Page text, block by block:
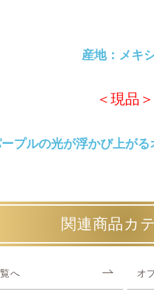
産地：メキ
＜現品＞
プルの光が浮かび上が
関連商品カ
へ オ